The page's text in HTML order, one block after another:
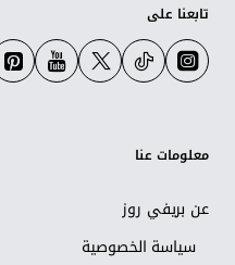
تابعنا على
معلومات عنا
عن بريفي روز
سياسة الخصوصية